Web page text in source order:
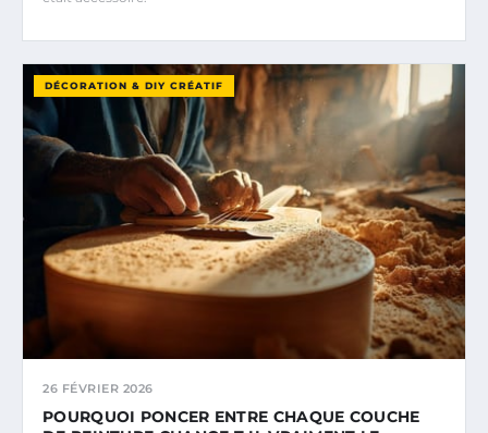
DÉCORATION & DIY CRÉATIF
26 FÉVRIER 2026
POURQUOI PONCER ENTRE CHAQUE COUCHE